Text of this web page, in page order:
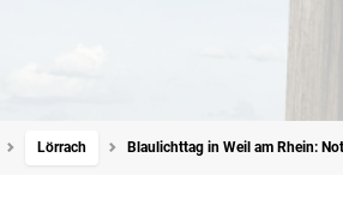
Lörrach Blaulichttag in Weil am Rhein: